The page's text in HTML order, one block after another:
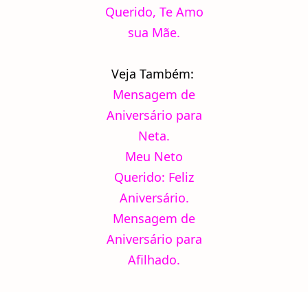
Querido, Te Amo
sua Mãe.
Veja Também:
Mensagem de
Aniversário para
Neta.
Meu Neto
Querido: Feliz
Aniversário.
Mensagem de
Aniversário para
Afilhado.